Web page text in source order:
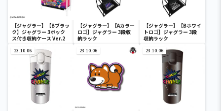
【ジャグラー】【Bブラッ
ク】ジャグラー 3ボック
ス付き収納ケース Ver.2
【ジャグラー】【Aカラー
ロゴ】ジャグラー 3段収
納ラック
【ジャグラー】【Bホワイ
トロゴ】ジャグラー 3段
収納ラック
23.10.06 23.10.06 23.10.06